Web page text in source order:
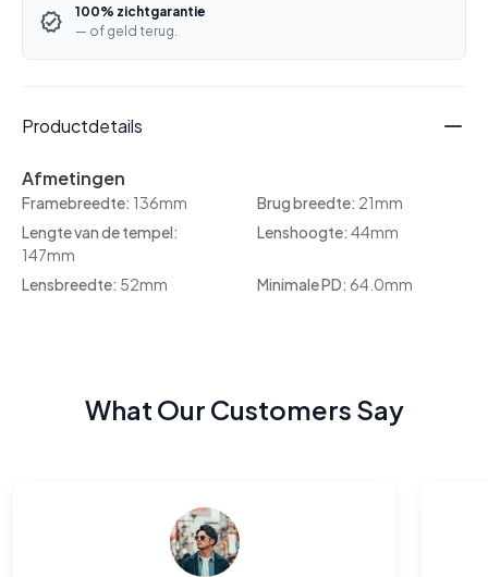
100% zichtgarantie
— of geld terug.
Productdetails
Afmetingen
Framebreedte: 136mm Brug breedte: 21mm
Lengte van de tempel:
147mm
Lenshoogte: 44mm
Lensbreedte: 52mm Minimale PD: 64.0mm
What Our Customers Say